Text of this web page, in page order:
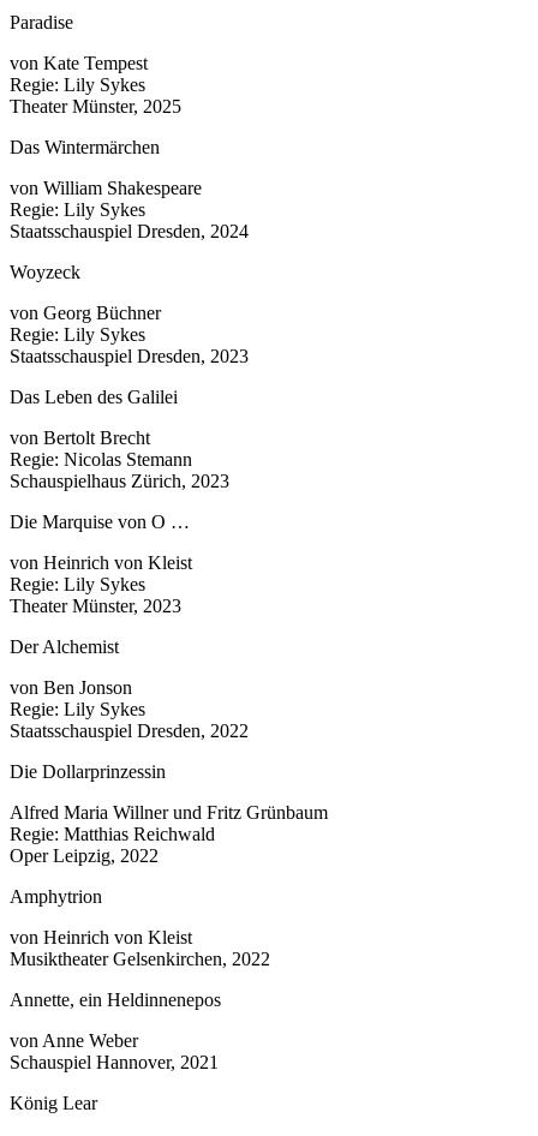
Paradise
von Kate Tempest
Regie: Lily Sykes
Theater Münster, 2025
Das Wintermärchen
von William Shakespeare
Regie: Lily Sykes
Staatsschauspiel Dresden, 2024
Woyzeck
von Georg Büchner
Regie: Lily Sykes
Staatsschauspiel Dresden, 2023
Das Leben des Galilei
von Bertolt Brecht
Regie: Nicolas Stemann
Schauspielhaus Zürich, 2023
Die Marquise von O …
von Heinrich von Kleist
Regie: Lily Sykes
Theater Münster, 2023
Der Alchemist
von Ben Jonson
Regie: Lily Sykes
Staatsschauspiel Dresden, 2022
Die Dollarprinzessin
Alfred Maria Willner und Fritz Grünbaum
Regie: Matthias Reichwald
Oper Leipzig, 2022
Amphytrion
von Heinrich von Kleist
Musiktheater Gelsenkirchen, 2022
Annette, ein Heldinnenepos
von Anne Weber
Schauspiel Hannover, 2021
König Lear